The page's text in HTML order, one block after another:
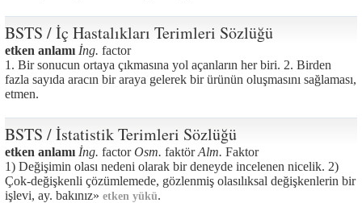
BSTS / İç Hastalıkları Terimleri Sözlüğü
etken anlamı İng. factor
1. Bir sonucun ortaya çıkmasına yol açanların her biri. 2. Birden
fazla sayıda aracın bir araya gelerek bir ürünün oluşmasını sağlaması,
etmen.
BSTS / İstatistik Terimleri Sözlüğü
etken anlamı İng. factorOsm. faktörAlm. Faktor
1) Değişimin olası nedeni olarak bir deneyde incelenen nicelik. 2)
Çok-değişkenli çözümlemede, gözlenmiş olasılıksal değişkenlerin bir
işlevi, ay. bakınız» etken yükü.